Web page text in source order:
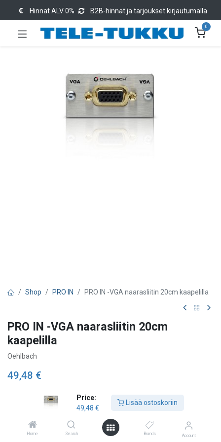
Price:
49,48 €
Lisää ostoskoriin
Home Search Brands Account
Hinnat ALV 0% B2B-hinnat ja tarjoukset kirjautumalla
0
Shop PRO IN PRO IN -VGA naarasliitin 20cm kaapelilla
PRO IN -VGA naarasliitin 20cm
kaapelilla
Oehlbach
49,48 €
Lisää ostoskoriin
Lisää toivelistalle